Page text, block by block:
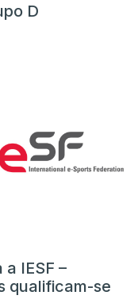
D
IESF –
qualificam-se